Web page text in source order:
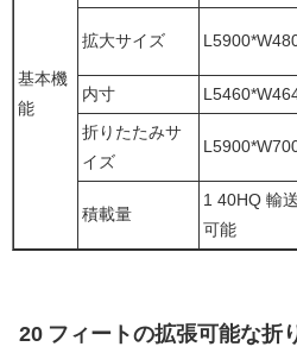
基本機
能
拡大サイズ
内寸
折りたたみサ
イズ
積載量
1 40HQ 輸
可能
20 フィートの拡張可能な折